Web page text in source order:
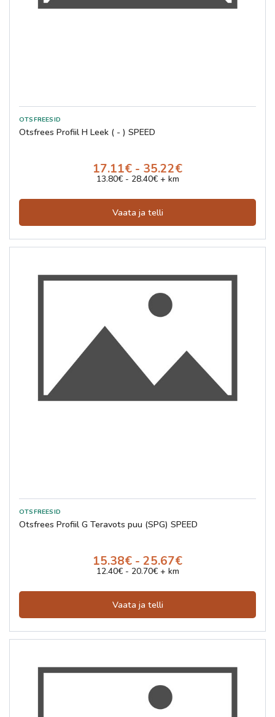
Otsfrees Profiil H Leek ( - ) SPEED
17.11€ - 35.22€
13.80€ - 28.40€ + km
Vaata ja telli
Otsfrees Profiil G Teravots puu (SPG) SPEED
15.38€ - 25.67€
12.40€ - 20.70€ + km
Vaata ja telli